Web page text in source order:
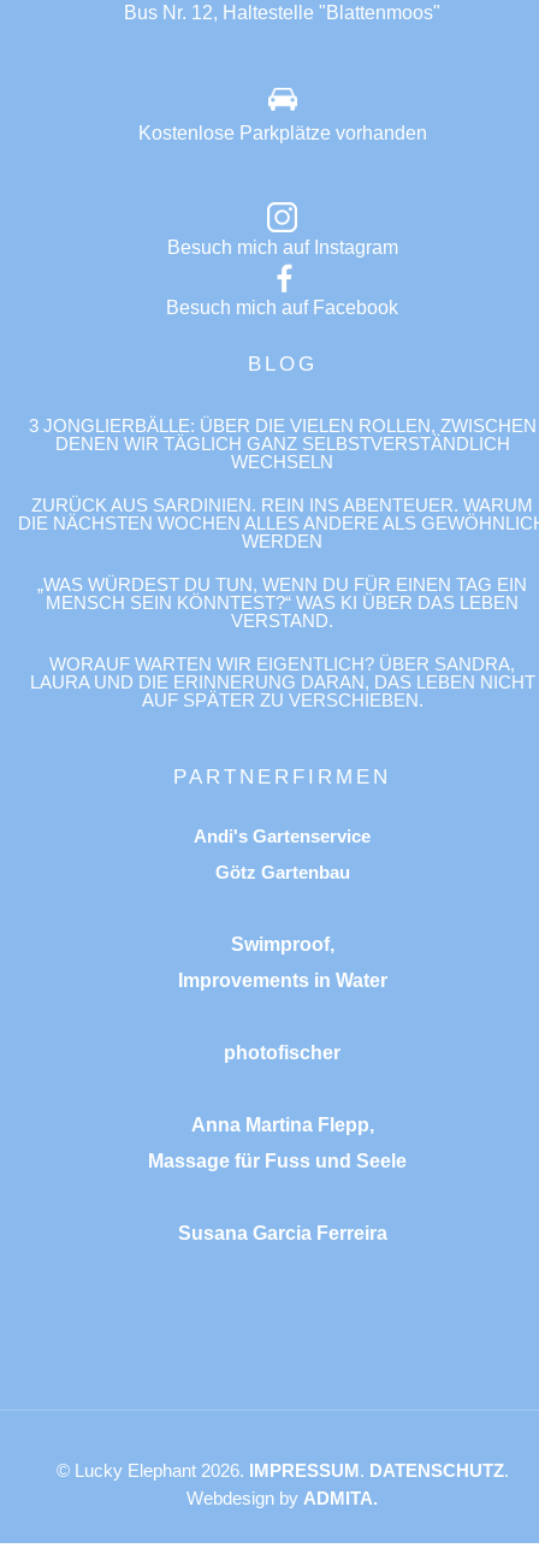
Bus Nr. 12, Haltestelle "Blattenmoos"
Kostenlose Parkplätze vorhanden
Besuch mich auf Instagram
Besuch mich auf Facebook
BLOG
3 JONGLIERBÄLLE: ÜBER DIE VIELEN ROLLEN, ZWISCHEN
DENEN WIR TÄGLICH GANZ SELBSTVERSTÄNDLICH
WECHSELN
ZURÜCK AUS SARDINIEN. REIN INS ABENTEUER. WARUM
DIE NÄCHSTEN WOCHEN ALLES ANDERE ALS
WERDEN
„WAS WÜRDEST DU TUN, WENN DU FÜR EINEN TAG EIN
MENSCH SEIN KÖNNTEST?“ WAS KI ÜBER DAS LEBEN
VERSTAND.
WORAUF WARTEN WIR EIGENTLICH? ÜBER SANDRA,
LAURA UND DIE ERINNERUNG DARAN, DAS LEBEN NICHT
AUF SPÄTER ZU VERSCHIEBEN.
PARTNERFIRMEN
Andi's Gartenservice
Götz Gartenbau
Swimproof,
Improvements in Water
photofischer
Anna Martina Flepp,
Massage für Fuss und Seele
Susana Garcia Ferreira
© Lucky Elephant 2026. IMPRESSUM . DATENSCHUTZ.
Webdesign by ADMITA.